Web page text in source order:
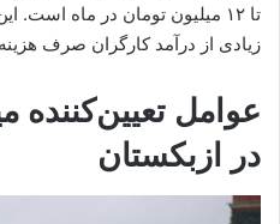
تا ۱۲ میلیون تومان در ماه
زیادی از درآمد کارگران صرف
عوامل تعیین‌کننده
در ازبکستان